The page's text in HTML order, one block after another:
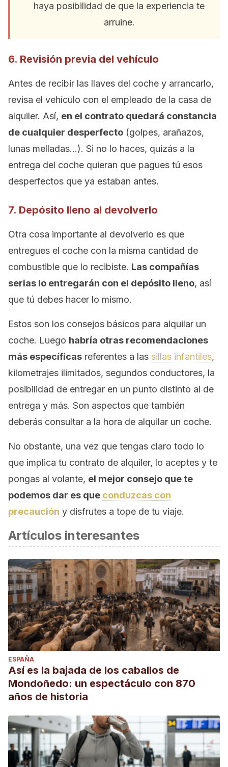
haya posibilidad de que la experiencia te
arruine.
6. Revisión previa del vehículo
Antes de recibir las llaves del coche y arrancarlo,
revisa el vehículo con el empleado de la casa de
alquiler. Así, en el contrato quedará constancia
de cualquier desperfecto (golpes, arañazos,
lunas melladas…). Si no lo haces, quizás a la
entrega del coche quieran que pagues tú esos
desperfectos que ya estaban antes.
7. Depósito lleno al devolverlo
Otra cosa importante al devolverlo es que
entregues el coche con la misma cantidad de
combustible que lo recibiste. Las compañías
serias lo entregarán con el depósito lleno, así
que tú debes hacer lo mismo.
Estos son los consejos básicos para alquilar un
coche. Luego habría otras recomendaciones
más específicas referentes a las sillas infantiles,
kilometrajes ilimitados, segundos conductores, la
posibilidad de entregar en un punto distinto al de
entrega y más. Son aspectos que también
deberás consultar a la hora de alquilar un coche.
No obstante, una vez que tengas claro todo lo
que implica tu contrato de alquiler, lo aceptes y te
pongas al volante, el mejor consejo que te
podemos dar es que conduzcas con
precaución y disfrutes a tope de tu viaje.
Artículos interesantes
ESPAÑA
Así es la bajada de los caballos de
Mondoñedo: un espectáculo con 870
años de historia